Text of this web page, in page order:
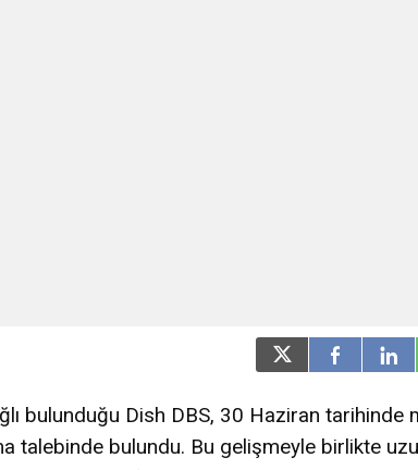
bulunduğu Dish DBS, 30 Haziran tarihinde
talebinde bulundu. Bu gelişmeyle birlikte